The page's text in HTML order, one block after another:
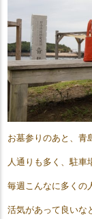
お墓参りのあと、青
人通りも多く、駐車
毎週こんなに多くの
活気があって良いな